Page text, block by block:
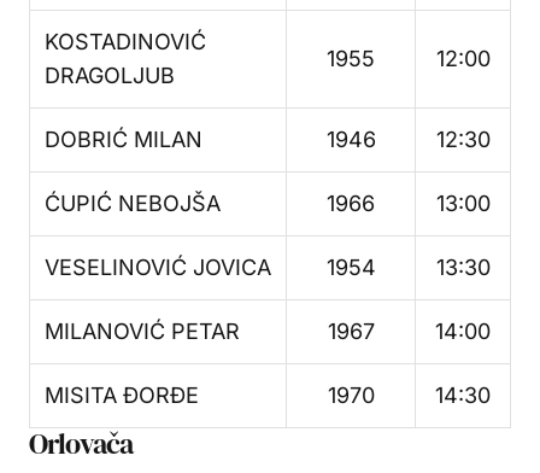
KOSTADINOVIĆ
DRAGOLJUB
1955 12:00
DOBRIĆ MILAN 1946 12:30
ĆUPIĆ NEBOJŠA 1966 13:00
VESELINOVIĆ JOVICA 1954 13:30
MILANOVIĆ PETAR 1967 14:00
MISITA ĐORĐE 1970 14:30
Orlovača